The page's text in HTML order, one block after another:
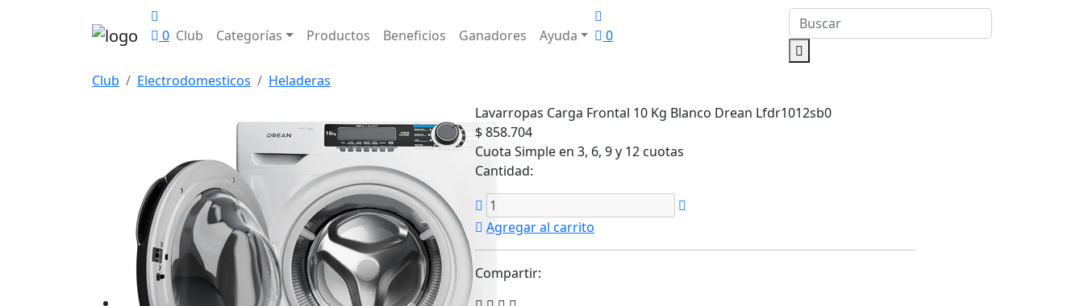
0 Club Categorías Productos Beneficios Ganadores Ayuda 0
Club Electrodomesticos
Heladeras
Lavarropas Carga Frontal 10 Kg Blanco Drean Lfdr1012sb0
$ 858.704
Cuota Simple en 3, 6, 9 y 12 cuotas
Cantidad:
Agregar al carrito
Compartir: